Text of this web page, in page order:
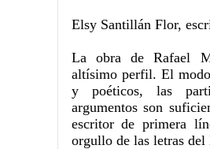
Elsy Santillán Flor,
La obra de Rafael
altísimo perfil. El
y poéticos, las
argumentos son
escritor de primera
orgullo de las letras del